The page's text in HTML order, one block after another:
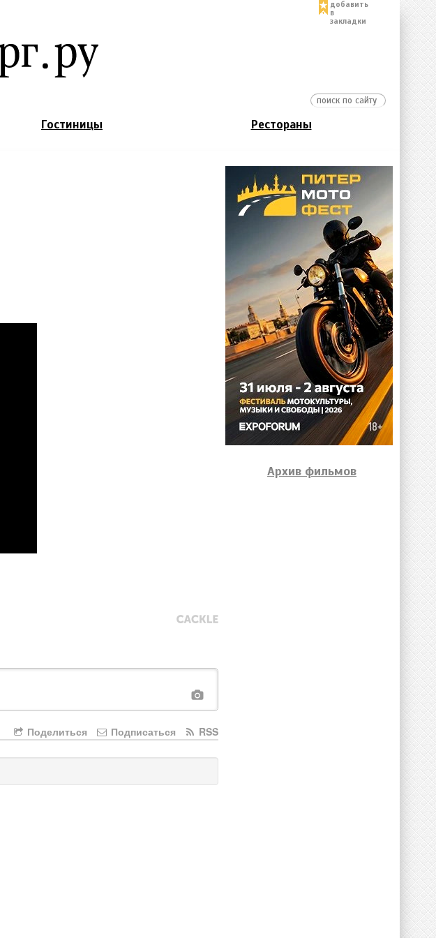
добавить
в
закладки
Гостиницы Рестораны
RSS
Подписаться
Поделиться
Архив фильмов